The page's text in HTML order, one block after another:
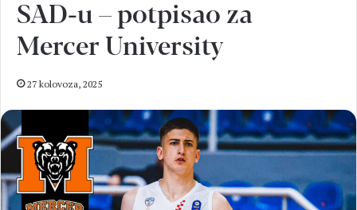
SAD-u – potpisao za
Mercer University
27 kolovoza, 2025